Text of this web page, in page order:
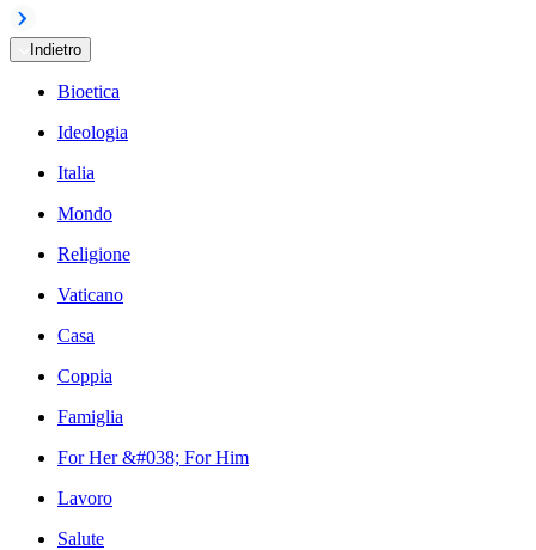
Indietro
Bioetica
Ideologia
Italia
Mondo
Religione
Vaticano
Casa
Coppia
Famiglia
For Her &#038; For Him
Lavoro
Salute